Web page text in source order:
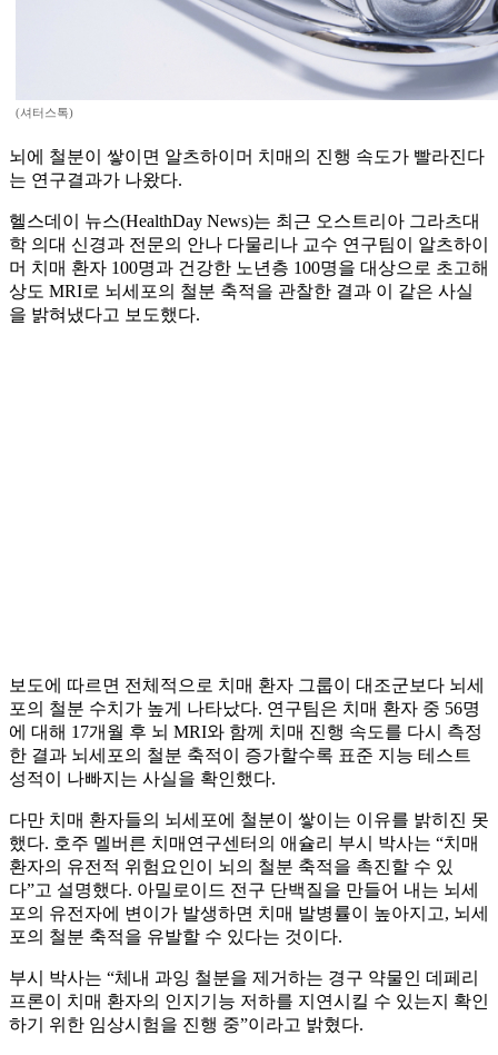
(셔터스톡)
뇌에 철분이 쌓이면 알츠하이머 치매의 진행 속도가 빨라진다
는 연구결과가 나왔다.
헬스데이 뉴스(HealthDay News)는 최근 오스트리아 그라츠대
학 의대 신경과 전문의 안나 다물리나 교수 연구팀이 알츠하이
머 치매 환자 100명과 건강한 노년층 100명을 대상으로 초고해
상도 MRI로 뇌세포의 철분 축적을 관찰한 결과 이 같은 사실
을 밝혀냈다고 보도했다.
보도에 따르면 전체적으로 치매 환자 그룹이 대조군보다 뇌세
포의 철분 수치가 높게 나타났다. 연구팀은 치매 환자 중 56명
에 대해 17개월 후 뇌 MRI와 함께 치매 진행 속도를 다시 측정
한 결과 뇌세포의 철분 축적이 증가할수록 표준 지능 테스트
성적이 나빠지는 사실을 확인했다.
다만 치매 환자들의 뇌세포에 철분이 쌓이는 이유를 밝히진 못
했다. 호주 멜버른 치매연구센터의 애슐리 부시 박사는 “치매
환자의 유전적 위험요인이 뇌의 철분 축적을 촉진할 수 있
다”고 설명했다. 아밀로이드 전구 단백질을 만들어 내는 뇌세
포의 유전자에 변이가 발생하면 치매 발병률이 높아지고, 뇌세
포의 철분 축적을 유발할 수 있다는 것이다.
부시 박사는 “체내 과잉 철분을 제거하는 경구 약물인 데페리
프론이 치매 환자의 인지기능 저하를 지연시킬 수 있는지 확인
하기 위한 임상시험을 진행 중”이라고 밝혔다.